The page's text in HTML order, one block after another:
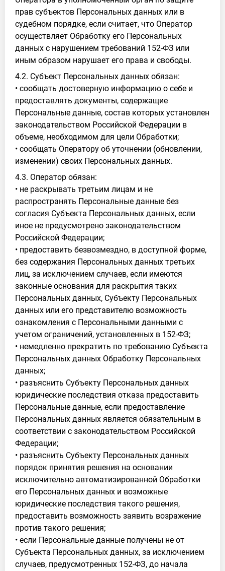
прав субъектов Персональных данных или в
судебном порядке, если считает, что Оператор
осуществляет Обработку его Персональных
данных с нарушением требований 152-ФЗ или
иным образом нарушает его права и свободы.
4.2. Субъект Персональных данных обязан:
• сообщать достоверную информацию о себе и
предоставлять документы, содержащие
Персональные данные, состав которых установлен
законодательством Российской Федерации в
объеме, необходимом для цели Обработки;
• сообщать Оператору об уточнении (обновлении,
изменении) своих Персональных данных.
4.3. Оператор обязан:
• не раскрывать третьим лицам и не
распространять Персональные данные без
согласия Субъекта Персональных данных, если
иное не предусмотрено законодательством
Российской Федерации;
• предоставить безвозмездно, в доступной форме,
без содержания Персональных данных третьих
лиц, за исключением случаев, если имеются
законные основания для раскрытия таких
Персональных данных, Субъекту Персональных
данных или его представителю возможность
ознакомления с Персональными данными с
учетом ограничений, установленных в 152-ФЗ;
• немедленно прекратить по требованию Субъекта
Персональных данных Обработку Персональных
данных;
• разъяснить Субъекту Персональных данных
юридические последствия отказа предоставить
Персональные данные, если предоставление
Персональных данных является обязательным в
соответствии с законодательством Российской
Федерации;
• разъяснить Субъекту Персональных данных
порядок принятия решения на основании
исключительно автоматизированной Обработки
его Персональных данных и возможные
юридические последствия такого решения,
предоставить возможность заявить возражение
против такого решения;
• если Персональные данные получены не от
Субъекта Персональных данных, за исключением
случаев, предусмотренных 152-ФЗ, до начала